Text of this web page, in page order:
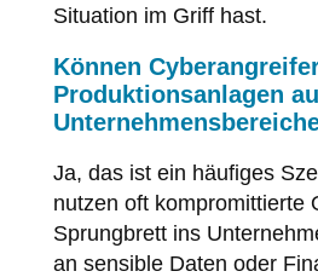
Situation im Griff hast.
Können
Produktionsanlagen
Ja, das ist ein häufiges
nutzen oft kompromittierte
Sprungbrett ins
an sensible Daten oder